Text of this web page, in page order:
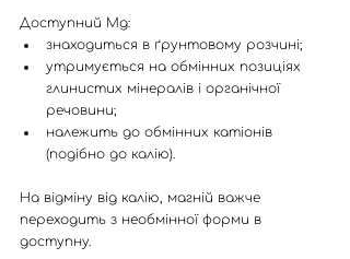
Доступний Mg:
знаходиться в ґрунтовому розчині;
утримується на обмінних позиціях
глинистих мінералів і органічної
речовини;
належить до обмінних катіонів
(подібно до калію).
На відміну від калію, магній важче
переходить з необмінної форми в
доступну.